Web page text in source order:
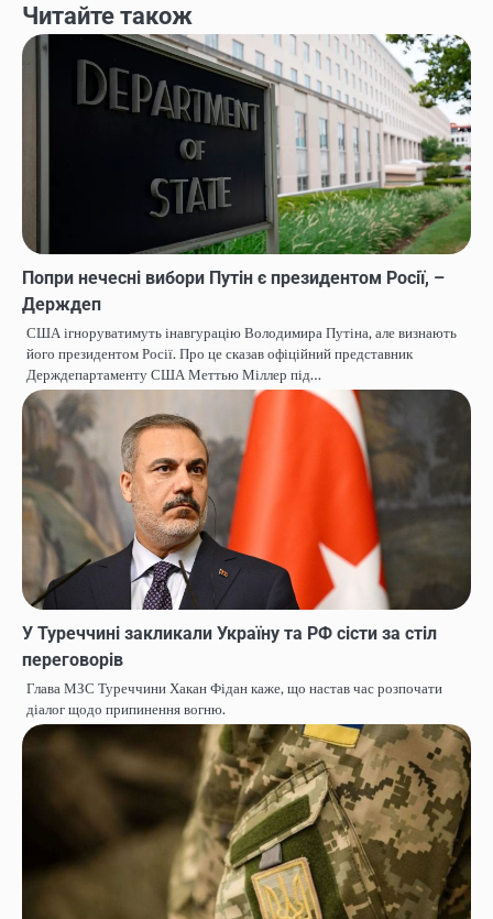
Читайте також
Попри нечесні вибори Путін є президентом Росії, –
Держдеп
США ігноруватимуть інавгурацію Володимира Путіна, але визнають
його президентом Росії. Про це сказав офіційний представник
Держдепартаменту США Меттью Міллер під…
У Туреччині закликали Україну та РФ сісти за стіл
переговорів
Глава МЗС Туреччини Хакан Фідан каже, що настав час розпочати
діалог щодо припинення вогню.